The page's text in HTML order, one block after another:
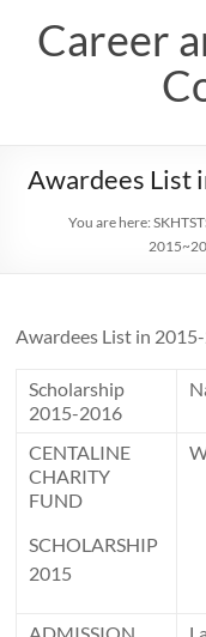
contentCareer
Awardees List
You are here:
Awardees List in
Scholarship
2015-2016
CENTALINE
CHARITY
FUND
SCHOLARSHIP
2015